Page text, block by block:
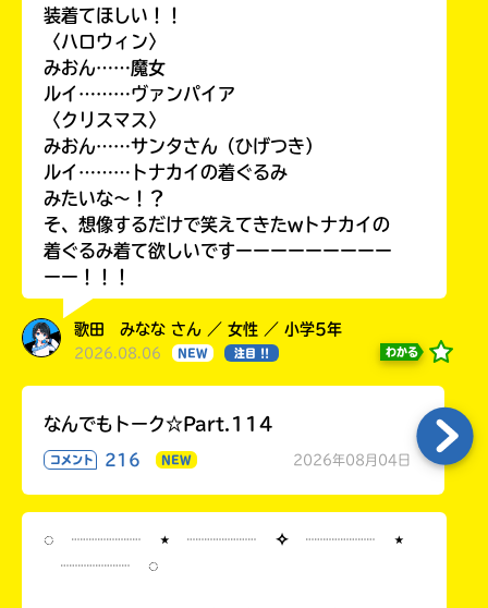
装着てほしい！！
〈ハロウィン〉
みおん……魔女
ルイ………ヴァンパイア
〈クリスマス〉
みおん……サンタさん（ひげつき）
ルイ………トナカイの着ぐるみ
みたいな〜！？
そ、想像するだけで笑えてきたwトナカイの
着ぐるみ着て欲しいですーーーーーーーーー
ーー！！！
歌田 みなな さん ／ 女性 ／ 小学5年
2026.08.06 NEW 注目 !! わかる
なんでもトーク☆Part.114
コメント 216 NEW 2026年08月04日
◌ ┈┈┈┈ ⋆ ┈┈┈┈ ✧ ┈┈┈┈ ⋆
┈┈┈┈ ◌